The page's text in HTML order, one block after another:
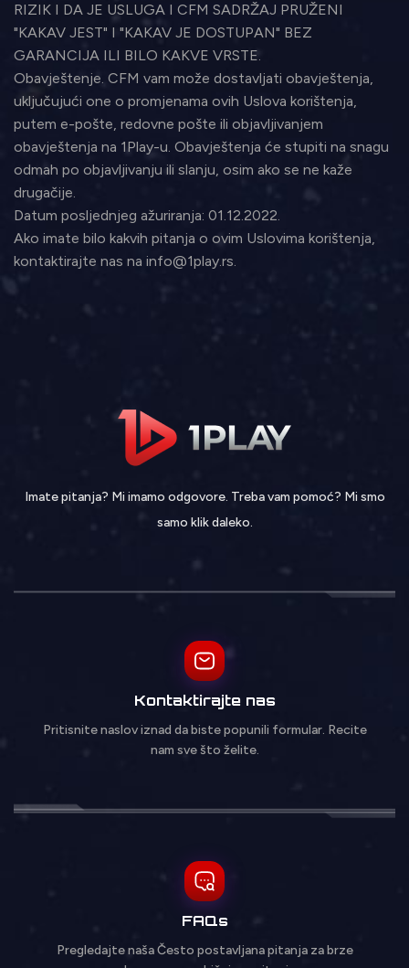
RIZIK I DA JE USLUGA I CFM SADRŽAJ PRUŽENI
"KAKAV JEST" I "KAKAV JE DOSTUPAN" BEZ
GARANCIJA ILI BILO KAKVE VRSTE.
Obavještenje. CFM vam može dostavljati obavještenja,
uključujući one o promjenama ovih Uslova korištenja,
putem e-pošte, redovne pošte ili objavljivanjem
obavještenja na 1Play-u. Obavještenja će stupiti na snagu
odmah po objavljivanju ili slanju, osim ako se ne kaže
drugačije.
Datum posljednjeg ažuriranja: 01.12.2022.
Ako imate bilo kakvih pitanja o ovim Uslovima korištenja,
kontaktirajte nas na info@1play.rs.
Imate pitanja? Mi imamo odgovore. Treba vam pomoć? Mi smo
samo klik daleko.
Kontaktirajte nas
Pritisnite naslov iznad da biste popunili formular. Recite
nam sve što želite.
FAQs
Pregledajte naša Često postavljana pitanja za brze